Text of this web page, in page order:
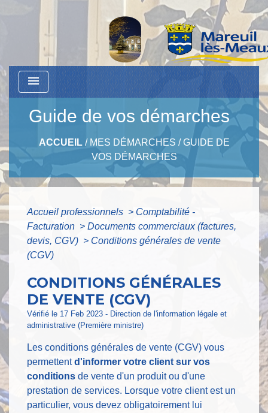
menu
Guide de vos démarches
ACCUEIL/ MES DÉMARCHES /GUIDE DE
VOS DÉMARCHES
Accueil professionnels > Comptabilité -
Facturation > Documents commerciaux (factures,
devis, CGV) > Conditions générales de vente
(CGV)
CONDITIONS GÉNÉRALES
DE VENTE (CGV)
Vérifié le 17 Feb 2023 - Direction de l'information légale et
administrative (Première ministre)
Les conditions générales de vente (CGV) vous
permettentd'informer votre client sur vos
conditions de vente d'un produit ou d'une
prestation de services. Lorsque votre client est un
particulier, vous devez obligatoirement lui